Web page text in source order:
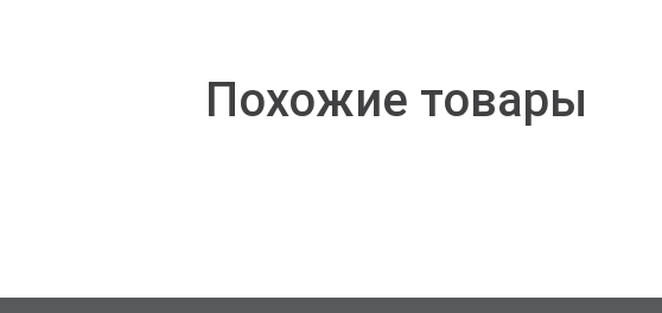
Похожие товары